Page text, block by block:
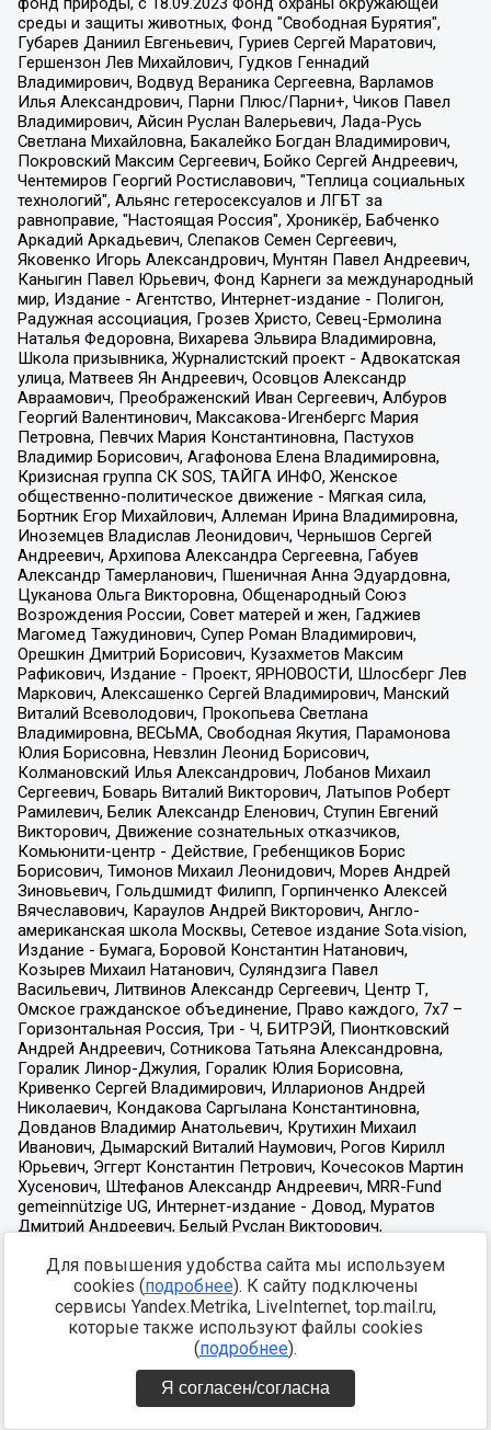
Для повышения удобства сайта мы используем
cookies (подробнее). К сайту подключены
сервисы Yandex.Metrika, LiveInternet, top.mail.ru,
которые также используют файлы cookies
(подробнее).
Я согласен/согласна